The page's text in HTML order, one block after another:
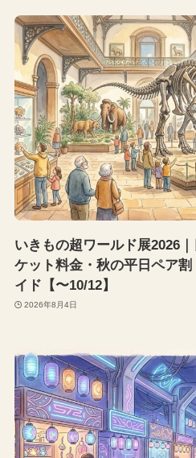
いきもの超ワールド展2026
ケット料金・秋の平日ペア
イド【〜10/12】
2026年8月4日